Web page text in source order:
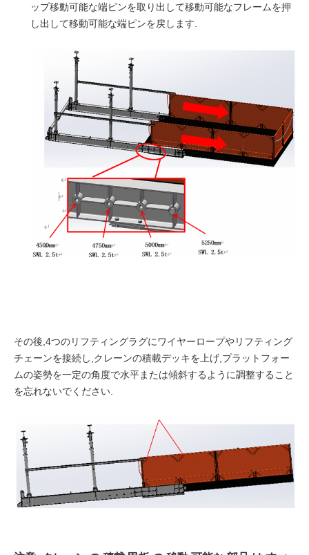
ップ移動可能な端ピンを取り出して移動可能なフレームを押
し出して移動可能な端ピンを戻します.
その後,4つのリフティングラグにワイヤーロープやリフティング
チェーンを接続し,クレーンの積載デッキを上げ,プラットフォー
ムの姿勢を一定の角度で水平または傾斜するように調整すること
を忘れないでください.